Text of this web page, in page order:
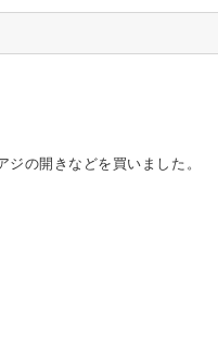
の開きなどを買いました。